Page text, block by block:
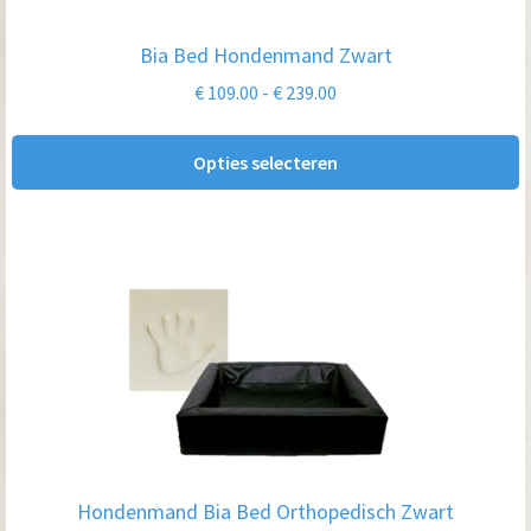
Bia Bed Hondenmand Zwart
€ 109.00 - € 239.00
€ 239.00
Opties selecteren
kan
gekozen
worden
op
Hondenmand Bia Bed Orthopedisch Zwart
meerdere
variaties.
Deze
kan